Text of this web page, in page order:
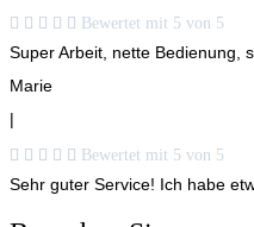
     Bewertet mit 5 von 5
Super Arbeit, nette Bedienung,
Marie
|
     Bewertet mit 5 von 5
Sehr guter Service! Ich habe